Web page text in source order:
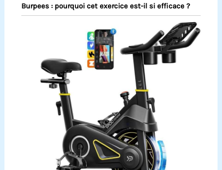
Burpees : pourquoi cet exercice est-il si efficace ?